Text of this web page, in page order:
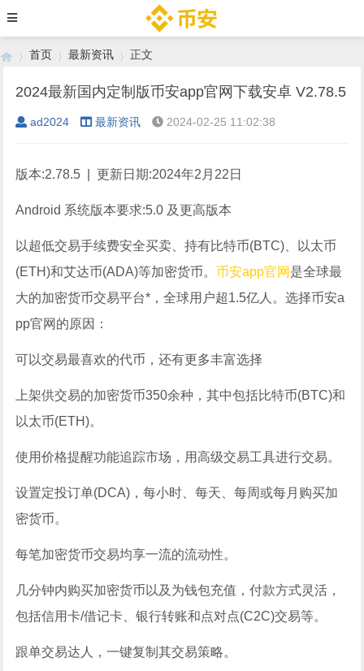
›
首页
›
最新资讯
›
正文
2024最新国内定制版币安app官网下载安卓 V2.78.5
ad2024 最新资讯 2024-02-25 11:02:38
版本:2.78.5 | 更新日期:2024年2月22日
Android 系统版本要求:5.0 及更高版本
以超低交易手续费安全买卖、持有比特币(BTC)、以太币
(ETH)和艾达币(ADA)等加密货币。币安app官网 是全球最
大的加密货币交易平台*，全球用户超1.5亿人。选择币安a
pp官网的原因：
可以交易最喜欢的代币，还有更多丰富选择
上架供交易的加密货币350余种，其中包括比特币(BTC)和
以太币(ETH)。
使用价格提醒功能追踪市场，用高级交易工具进行交易。
设置定投订单(DCA)，每小时、每天、每周或每月购买加
密货币。
每笔加密货币交易均享一流的流动性。
几分钟内购买加密货币以及为钱包充值，付款方式灵活，
包括信用卡/借记卡、银行转账和点对点(C2C)交易等。
跟单交易达人，一键复制其交易策略。